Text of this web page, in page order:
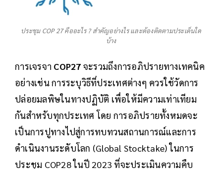
ประชุม COP 27 คืออะไร ? สำคัญอย่างไร และต้องติดตามประเด็นใด
บ้าง
การเจรจา COP27 จะรวมถึงการอภิปรายทางเทคนิค
อย่างเช่น การระบุวิธีที่ประเทศต่างๆ ควรใช้วัดการ
ปล่อยมลพิษในทางปฏิบัติ เพื่อให้มีความเท่าเทียม
กันสำหรับทุกประเทศ โดย การอภิปรายทั้งหมดจะ
เป็นการปูทางไปสู่การทบทวนสถานการณ์และการ
ดำเนินงานระดับโลก (Global Stocktake) ในการ
ประชุม COP28 ในปี 2023 ที่จะประเมินความคืบ